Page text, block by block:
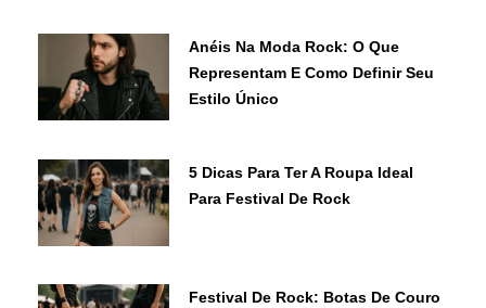
Anéis Na Moda Rock: O Que
Representam E Como Definir Seu
Estilo Único
5 Dicas Para Ter A Roupa Ideal
Para Festival De Rock
Festival De Rock: Botas De Couro